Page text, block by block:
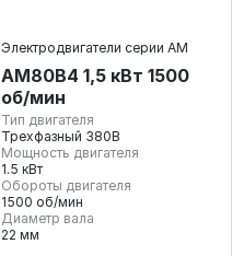
Электродвигатели серии АМ
АМ80В4 1,5 кВт 1500
об/мин
Тип двигателя
Трехфазный 380В
Мощность двигателя
1.5 кВт
Обороты двигателя
1500 об/мин
Диаметр вала
22 мм